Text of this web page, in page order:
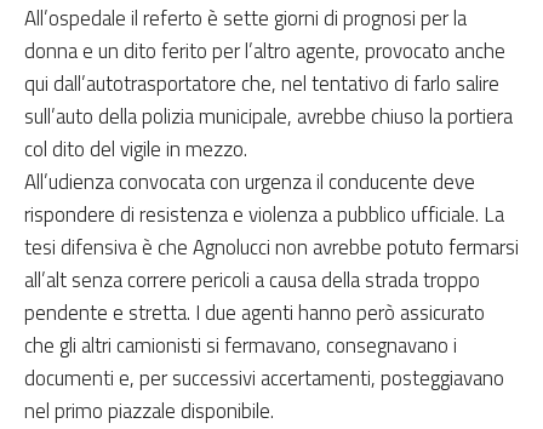
All’ospedale il referto è sette giorni di prognosi per la
donna e un dito ferito per l’altro agente, provocato anche
qui dall’autotrasportatore che, nel tentativo di farlo salire
sull’auto della polizia municipale, avrebbe chiuso la portiera
col dito del vigile in mezzo.
All’udienza convocata con urgenza il conducente deve
rispondere di resistenza e violenza a pubblico ufficiale. La
tesi difensiva è che Agnolucci non avrebbe potuto fermarsi
all’alt senza correre pericoli a causa della strada troppo
pendente e stretta. I due agenti hanno però assicurato
che gli altri camionisti si fermavano, consegnavano i
documenti e, per successivi accertamenti, posteggiavano
nel primo piazzale disponibile.